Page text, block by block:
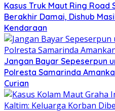
Kasus Truk Maut Ring
Berakhir Damai, Dishub
Kendaraan
Jangan Bayar Sepeserpun
Polresta Samarinda
Curian